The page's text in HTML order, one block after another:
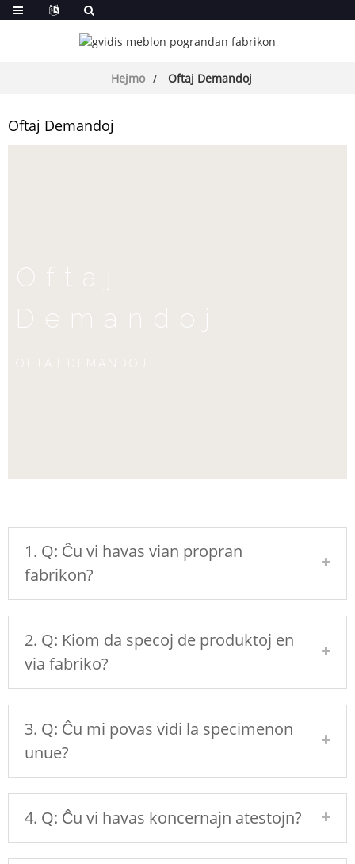
Hejmo Oftaj Demandoj
Oftaj Demandoj
Oftaj
Demandoj
1. Q: Ĉu vi havas vian propran
fabrikon?
2. Q: Kiom da specoj de produktoj en
via fabriko?
3. Q: Ĉu mi povas vidi la specimenon
unue?
4. Q: Ĉu vi havas koncernajn atestojn?